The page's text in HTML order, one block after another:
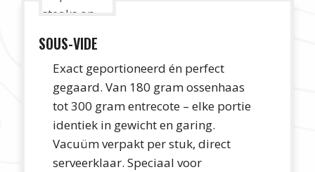
SOUS-VIDE
Exact geportioneerd én perfect
gegaard. Van 180 gram ossenhaas
tot 300 gram entrecote – elke portie
identiek in gewicht en garing.
Vacuüm verpakt per stuk, direct
serveerklaar. Speciaal voor